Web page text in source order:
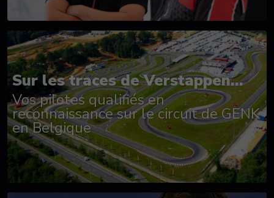
Sur les traces de Verstappen...
Vos pilotes qualifiés en
reconnaissance sur le circuit de GENK
en Belgique